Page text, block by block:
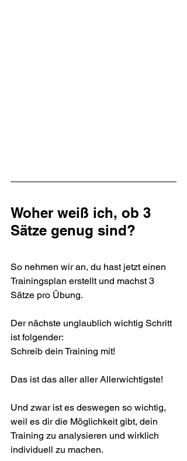
Woher weiß ich, ob 3
Sätze genug sind?
So nehmen wir an, du hast jetzt einen
Trainingsplan erstellt und machst 3
Sätze pro Übung.
Der nächste unglaublich wichtig Schritt
ist folgender:
Schreib dein Training mit!
Das ist das aller aller Allerwichtigste!
Und zwar ist es deswegen so wichtig,
weil es dir die Möglichkeit gibt, dein
Training zu analysieren und wirklich
individuell zu machen.